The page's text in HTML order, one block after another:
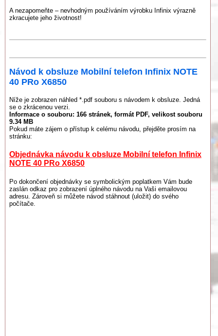
A nezapomeňte – nevhodným používáním výrobku Infinix výrazně
zkracujete jeho životnost!
Návod k obsluze Mobilní telefon Infinix NOTE
40 PRo X6850
Níže je zobrazen náhled *.pdf souboru s návodem k obsluze. Jedná
se o zkrácenou verzi.
Informace o souboru: 166 stránek, formát PDF, velikost souboru
9.34 MB
Pokud máte zájem o přístup k celému návodu, přejděte prosím na
stránku:
Objednávka návodu k obsluze Mobilní telefon Infinix
NOTE 40 PRo X6850
Po dokončení objednávky se symbolickým poplatkem Vám bude
zaslán odkaz pro zobrazení úplného návodu na Vaši emailovou
adresu. Zároveň si můžete návod stáhnout (uložit) do svého
počítače.